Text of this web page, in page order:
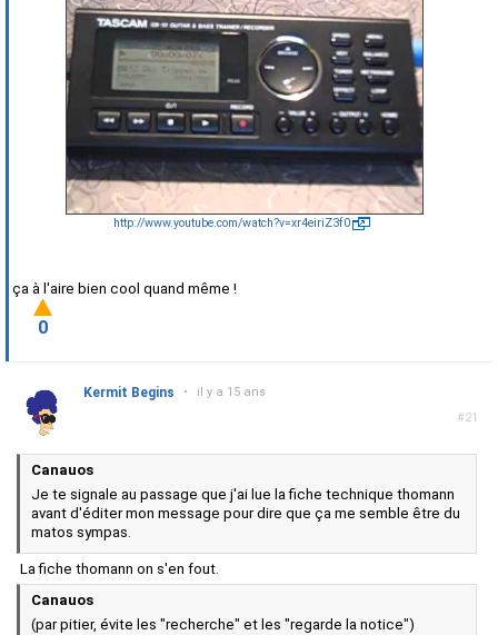
http://www.youtube.com/watch?v=xr4eiriZ3f0
ça à l'aire bien cool quand même !
0
#21
Kermit Begins • il y a 15 ans
Canauos
Je te signale au passage que j'ai lue la fiche technique thomann
avant d'éditer mon message pour dire que ça me semble être du
matos sympas.
La fiche thomann on s'en fout.
Canauos
(par pitier, évite les "recherche" et les "regarde la notice")